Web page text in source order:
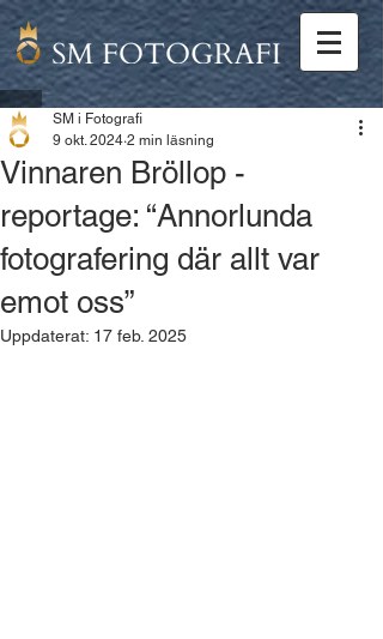
Vinnaren Bröllop -
reportage: “Annorlunda
fotografering där allt var
emot oss”
SM i Fotografi
9 okt. 2024 2 min läsning
Uppdaterat: 17 feb. 2025